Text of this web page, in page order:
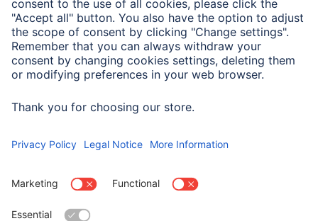
Czas pracy 8 h
Długość świecenia 8 h